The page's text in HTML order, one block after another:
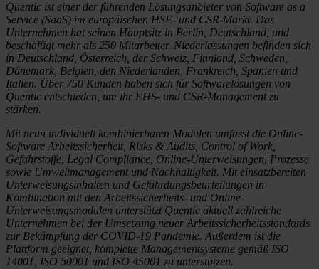
Quentic ist einer der führenden Lösungsanbieter von Software as a
Service (SaaS) im europäischen HSE- und CSR-Markt. Das
Unternehmen hat seinen Hauptsitz in Berlin, Deutschland, und
beschäftigt mehr als 250 Mitarbeiter. Niederlassungen befinden sich
in Deutschland, Österreich, der Schweiz, Finnland, Schweden,
Dänemark, Belgien, den Niederlanden, Frankreich, Spanien und
Italien. Über 750 Kunden haben sich für Softwarelösungen von
Quentic entschieden, um ihr EHS- und CSR-Management zu
stärken.
Mit neun individuell kombinierbaren Modulen umfasst die Online-
Software Arbeitssicherheit, Risks & Audits, Control of Work,
Gefahrstoffe, Legal Compliance, Online-Unterweisungen, Prozesse
sowie Umweltmanagement und Nachhaltigkeit. Mit einsatzbereiten
Unterweisungsinhalten und Gefährdungsbeurteilungen in
Kombination mit den Arbeitssicherheits- und Online-
Unterweisungsmodulen unterstützt Quentic aktuell zahlreiche
Unternehmen bei der Umsetzung neuer Arbeitssicherheitsstandards
zur Bekämpfung der COVID-19 Pandemie. Außerdem ist die
Plattform geeignet, komplette Managementsysteme gemäß ISO
14001, ISO 50001 und ISO 45001 zu unterstützen.